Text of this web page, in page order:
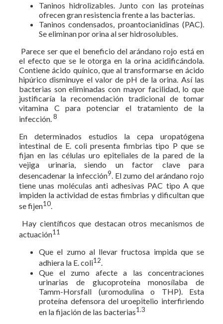
Taninos hidrolizables. Junto con las proteínas
ofrecen gran resistencia frente a las bacterias.
Taninos condensados, proantocianidinas (PAC).
Se eliminan por orina al ser hidrosolubles.
Parece ser que el beneficio del arándano rojo está en
el efecto que se le otorga en la orina acidificándola.
Contiene ácido quínico, que al transformarse en ácido
hipúrico disminuye el valor de pH de la orina. Así las
bacterias son eliminadas con mayor facilidad, lo que
justificaría la recomendación tradicional de tomar
vitamina C para potenciar el tratamiento de la
infección.8
En determinados estudios la cepa uropatógena
intestinal de E. coli presenta fimbrias tipo P que se
fijan en las células uro epiteliales de la pared de la
vejiga urinaria, siendo un factor clave para
desencadenar la infección9. El zumo del arándano rojo
tiene unas moléculas anti adhesivas PAC tipo A que
impiden la actividad de estas fimbrias y dificultan que
se fijen10.
Hay científicos que destacan otros mecanismos de
actuación11
Que el zumo al llevar fructosa impida que se
adhiera la E. coli12.
Que el zumo afecte a las concentraciones
urinarias de glucoproteína monosílaba de
Tamm-Horsfall (uromodulina o THP). Esta
proteína defensora del uroepitelio interfiriendo
en la fijación de las bacterias1.3